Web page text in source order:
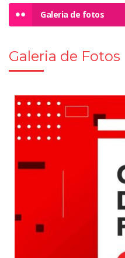
Galeria de fotos
Galeria de Fotos